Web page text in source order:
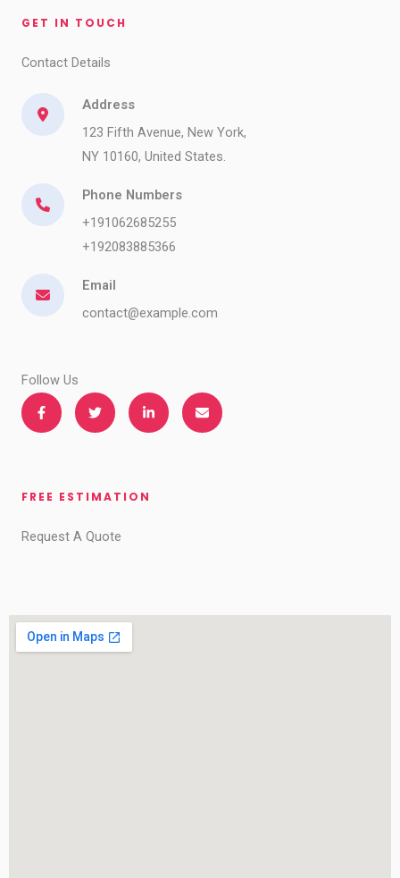
GET IN TOUCH​
Contact Details​
Address
123 Fifth Avenue, New York,
NY 10160, United States.
Phone Numbers​​
+191062685255
+192083885366
Email
contact@example.com​
Follow Us​
FREE ESTIMATION​
Request A Quote​